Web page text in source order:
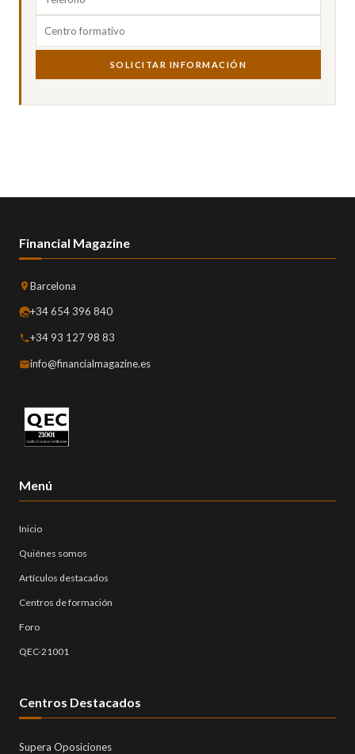
SOLICITAR INFORMACIÓN
Financial Magazine
Barcelona
+34 654 396 840
+34 93 127 98 83
info@financialmagazine.es
Menú
Inicio
Quiénes somos
Artículos destacados
Centros de formación
Foro
QEC-21001
Centros Destacados
Supera Oposiciones